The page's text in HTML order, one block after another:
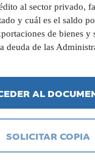
al sector privado,
y cuál es el saldo
de bienes y
deuda de las
AL
SOLICITAR COPIA